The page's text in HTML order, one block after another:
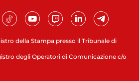
della Stampa presso il Tribunale di
degli Operatori di Comunicazione c/o